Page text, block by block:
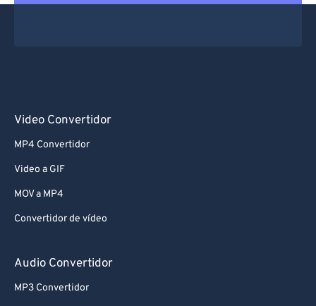
Video Convertidor
MP4 Convertidor
Video a GIF
MOV a MP4
Convertidor de vídeo
Audio Convertidor
MP3 Convertidor